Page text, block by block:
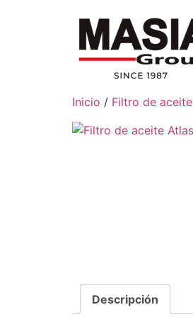
Inicio / Filtro de aceite
Descripción